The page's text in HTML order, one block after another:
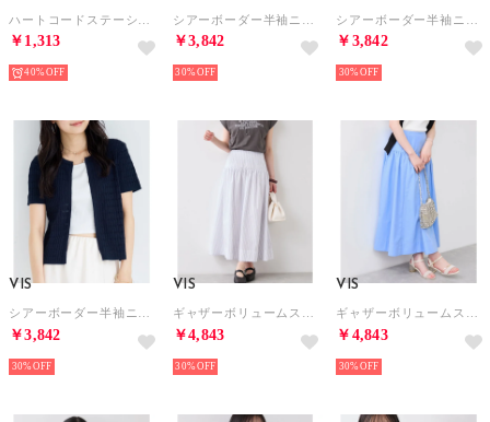
￥1,313
40%
￥3,842
30%
￥3,842
30%
VIS
シアーボーダー半袖ニットカーディガン （ネイビー（40））
￥3,842
30%
VIS
ギャザーボリュームスカート （ホワイト系（11））
￥4,843
30%
VIS
ギャザーボリュームスカート （サックス（48））
￥4,843
30%